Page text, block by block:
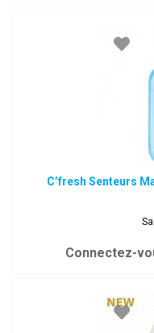
C’fresh Senteurs
Connectez-